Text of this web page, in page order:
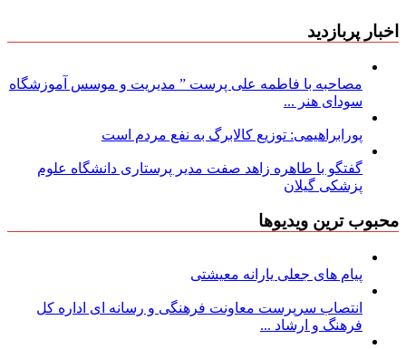
اخبار پربازدید
مصاحبه با فاطمه علی پرست ” مدیریت و موسس آموزشگاه
سودای هنر ...
پورابراهیمی: توزیع کالابرگ به نفع مردم است
گفتگو با طاهره زاهد صفت مدیر پرستاری دانشگاه علوم
پزشکی گیلان
محبوب ترین ویدیوها
پیام های جعلی یارانه معیشتی
انتصاب سرپرست معاونت فرهنگی و رسانه ای اداره کل
فرهنگ و ارشاد ...